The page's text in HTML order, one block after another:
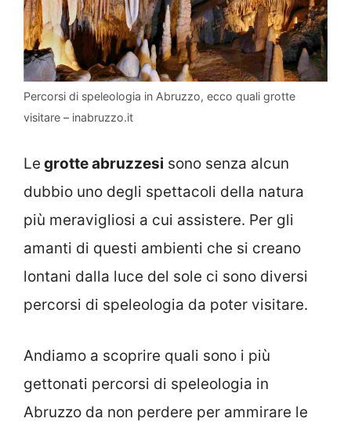
Percorsi di speleologia in Abruzzo, ecco quali grotte
visitare – inabruzzo.it
Le grotte abruzzesi sono senza alcun
dubbio uno degli spettacoli della natura
più meravigliosi a cui assistere. Per gli
amanti di questi ambienti che si creano
lontani dalla luce del sole ci sono diversi
percorsi di speleologia da poter visitare.
Andiamo a scoprire quali sono i più
gettonati percorsi di speleologia in
Abruzzo da non perdere per ammirare le